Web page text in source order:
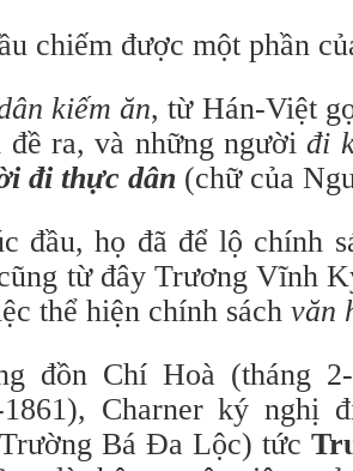
chiếm được một phần
kiếm ăn, từ Hán-Việt
đề ra, và những người đi
đi thực dân (chữ của
đầu, họ đã để lộ chính
từ đây Trương Vĩnh
thể hiện chính sách văn
đồn Chí Hoà (tháng
1861), Charner ký nghị
Bá Đa Lộc) tức